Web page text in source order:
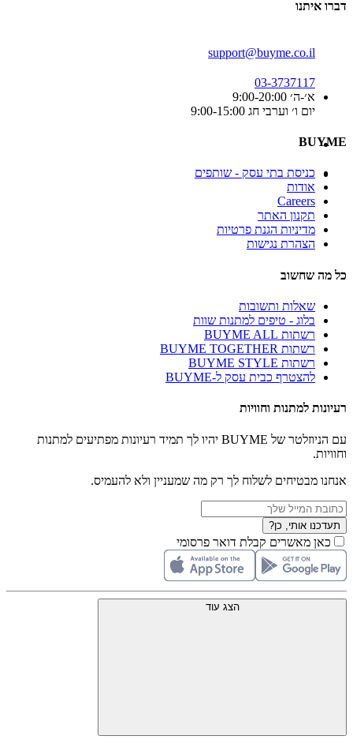
דברו איתנו
support@buyme.co.il
03-3737117
א׳-ה׳ 9:00-20:00
יום ו׳ וערבי חג 9:00-15:00
BUYME
כניסת בתי עסק - שותפים
אודות
Careers
תקנון האתר
מדיניות הגנת פרטיות
הצהרת נגישות
כל מה שחשוב
שאלות ותשובות
בלוג - טיפים למתנות שוות
רשתות BUYME ALL
רשתות BUYME TOGETHER
רשתות BUYME STYLE
להצטרף כבית עסק ל-BUYME
רעיונות למתנות וחוויות
עם הניוזלטר של BUYME יהיו לך תמיד רעיונות מפתיעים למתנות
וחוויות.
אנחנו מבטיחים לשלוח לך רק מה שמעניין ולא להעמיס.
תעדכנו אותי, כן?
כאן מאשרים קבלת דואר פרסומי
הצג עוד